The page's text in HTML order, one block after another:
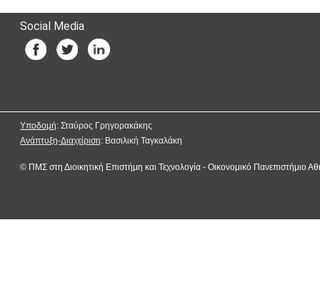
Social Media
Υποδομή: Σταύρος Γρηγορακάκης
Ανάπτυξη-Διαχείριση: Βασιλική Ταγκαλάκη
© ΠΜΣ στη Διοικητική Επιστήμη και Τεχνολογία -Οικονομικό Πανεπιστήμιο